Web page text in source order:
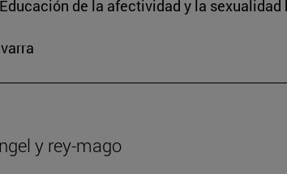
de la afectividad y la
y rey-mago